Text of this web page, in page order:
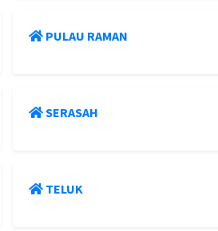
PULAU RAMAN
SERASAH
TELUK